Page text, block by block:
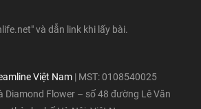
và dẫn link khi lấy bài.
Việt Nam | MST: 0108540025
Diamond Flower – số 48 đường Lê Văn